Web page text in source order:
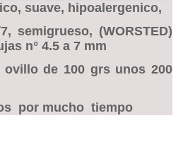
suave, hipoalergenico,
semigrueso, (WORSTED)
n° 4.5 a 7 mm
ovillo de 100 grs unos 200
por mucho tiempo